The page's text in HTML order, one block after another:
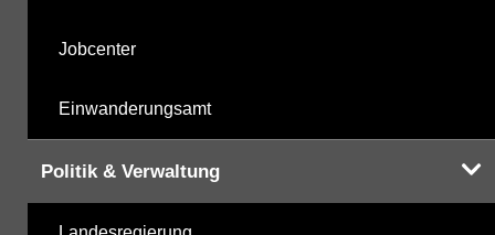
Jobcenter
Einwanderungsamt
Politik & Verwaltung